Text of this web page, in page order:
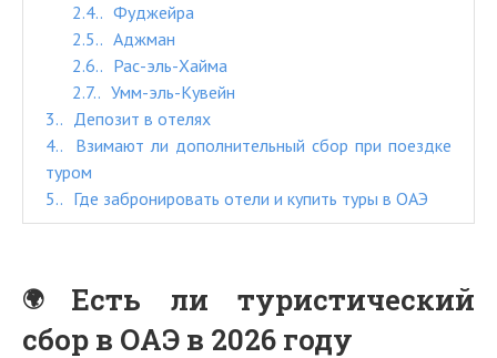
2.4.
Фуджейра
2.5.
Аджман
2.6.
Рас-эль-Хайма
2.7.
Умм-эль-Кувейн
3.
Депозит в отелях
4.
Взимают ли дополнительный сбор при поездке
туром
5.
Где забронировать отели и купить туры в ОАЭ
Есть ли туристический
сбор в ОАЭ в 2026 году